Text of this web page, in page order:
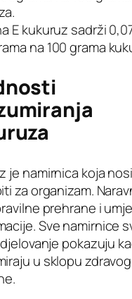
E kukuruz sadrži
na 100 grama
je namirnica koja
za organizam.
prehrane i
Sve namirnice
pokazuju
u sklopu